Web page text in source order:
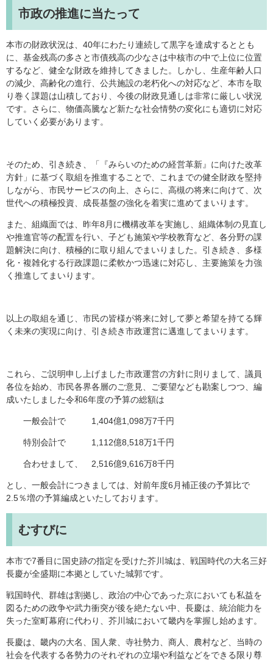
市政の推進に当たって
本市の財政状況は、40年にわたり連続して黒字を達成するととも
に、基金残高の多さと市債残高の少なさは中核市の中で上位に位置
するなど、健全な財政を維持してきました。しかし、生産年齢人口
の減少、高齢化の進行、公共施設の老朽化への対応など、本市を取
り巻く課題は山積しており、今後の財政見通しは非常に厳しい状況
です。さらに、物価高騰など新たな社会情勢の変化にも適切に対応
していく必要があります。
そのため、引き続き、「『みらいのための経営革新』に向けた改革
方針」に基づく取組を推進することで、これまでの健全財政を堅持
しながら、市民サービスの向上、さらに、高槻の将来に向けて、次
世代への積極投資、成長基盤の強化を着実に進めてまいります。
また、組織面では、昨年8月に機構改革を実施し、組織体制の見直し
や推進官等の配置を行い、子ども施策や学校教育など、各分野の課
題解決に向け、積極的に取り組んでまいりました。引き続き、多様
化・複雑化する行政課題に柔軟かつ迅速に対応し、主要施策を力強
く推進してまいります。
以上の取組を通じ、市民の皆様が将来に対して夢と希望を持てる輝
く未来の実現に向け、引き続き市政運営に邁進してまいります。
これら、ご説明申し上げました市政運営の方針に則りまして、議員
各位を始め、市民各界各層のご意見、ご要望なども勘案しつつ、編
成いたしました令和6年度の予算の総額は
一般会計で 1,404億1,098万7千円
特別会計で 1,112億8,518万1千円
合わせまして、 2,516億9,616万8千円
とし、一般会計につきましては、対前年度6月補正後の予算比で
2.5％増の予算編成といたしております。
むすびに
本市で7番目に国史跡の指定を受けた芥川城は、戦国時代の大名三好
長慶が全盛期に本拠としていた城郭です。
戦国時代、群雄は割拠し、政治の中心であった京においても私益を
図るための政争や武力衝突が後を絶たない中、長慶は、統治能力を
失った室町幕府に代わり、芥川城において畿内を掌握し始めます。
長慶は、畿内の大名、国人衆、寺社勢力、商人、農村など、当時の
社会を代表する各勢力のそれぞれの立場や利益などをできる限り尊